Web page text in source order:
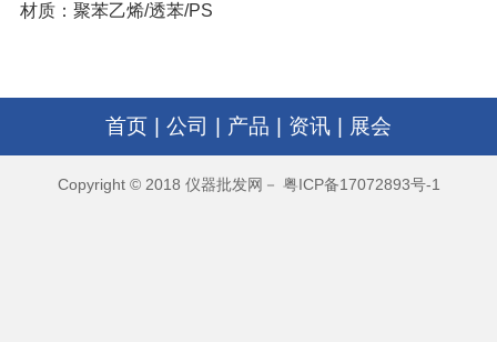
材质：聚苯乙烯/透苯/PS
首页 公司 产品 资讯 展会
Copyright © 2018 仪器批发网－ 粤ICP备17072893号-1